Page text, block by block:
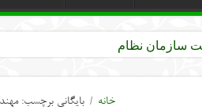
خانه / بایگانی برچسب: